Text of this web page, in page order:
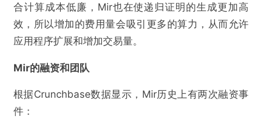
合计算成本低廉，Mir也在使递归证明的生成更加高
效，所以增加的费用量会吸引更多的算力，从而允许
应用程序扩展和增加交易量。
Mir的融资和团队
根据Crunchbase数据显示，Mir历史上有两次融资事
件：